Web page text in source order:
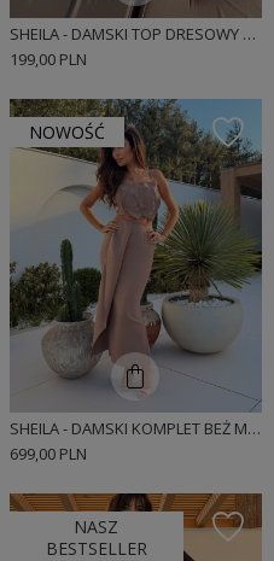
SHEILA - DAMSKI TOP DRESOWY Z GUMKAMI 'BANANA KISS'
199,00 PLN
NOWOŚĆ
SHEILA - DAMSKI KOMPLET BEŻ MOKKA TOP ZE SPÓDNICZKĄ 'JACQUELINE'
699,00 PLN
NASZ
BESTSELLER